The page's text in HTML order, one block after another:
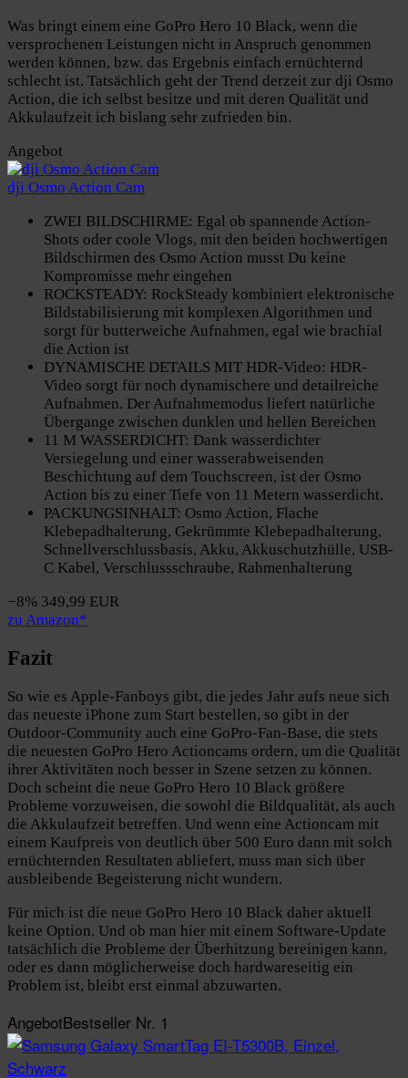
Was bringt einem eine GoPro Hero 10 Black, wenn die
versprochenen Leistungen nicht in Anspruch genommen
werden können, bzw. das Ergebnis einfach ernüchternd
schlecht ist. Tatsächlich geht der Trend derzeit zur dji Osmo
Action, die ich selbst besitze und mit deren Qualität und
Akkulaufzeit ich bislang sehr zufrieden bin.
Angebot
dji Osmo Action Cam
ZWEI BILDSCHIRME: Egal ob spannende Action-
Shots oder coole Vlogs, mit den beiden hochwertigen
Bildschirmen des Osmo Action musst Du keine
Kompromisse mehr eingehen
ROCKSTEADY: RockSteady kombiniert elektronische
Bildstabilisierung mit komplexen Algorithmen und
sorgt für butterweiche Aufnahmen, egal wie brachial
die Action ist
DYNAMISCHE DETAILS MIT HDR-Video: HDR-
Video sorgt für noch dynamischere und detailreiche
Aufnahmen. Der Aufnahmemodus liefert natürliche
Übergange zwischen dunklen und hellen Bereichen
11 M WASSERDICHT: Dank wasserdichter
Versiegelung und einer wasserabweisenden
Beschichtung auf dem Touchscreen, ist der Osmo
Action bis zu einer Tiefe von 11 Metern wasserdicht.
PACKUNGSINHALT: Osmo Action, Flache
Klebepadhalterung, Gekrümmte Klebepadhalterung,
Schnellverschlussbasis, Akku, Akkuschutzhülle, USB-
C Kabel, Verschlussschraube, Rahmenhalterung
−8% 349,99 EUR
zu Amazon*
Fazit
So wie es Apple-Fanboys gibt, die jedes Jahr aufs neue sich
das neueste iPhone zum Start bestellen, so gibt in der
Outdoor-Community auch eine GoPro-Fan-Base, die stets
die neuesten GoPro Hero Actioncams ordern, um die Qualität
ihrer Aktivitäten noch besser in Szene setzen zu können.
Doch scheint die neue GoPro Hero 10 Black größere
Probleme vorzuweisen, die sowohl die Bildqualität, als auch
die Akkulaufzeit betreffen. Und wenn eine Actioncam mit
einem Kaufpreis von deutlich über 500 Euro dann mit solch
ernüchternden Resultaten abliefert, muss man sich über
ausbleibende Begeisterung nicht wundern.
Für mich ist die neue GoPro Hero 10 Black daher aktuell
keine Option. Und ob man hier mit einem Software-Update
tatsächlich die Probleme der Überhitzung bereinigen kann,
oder es dann möglicherweise doch hardwareseitig ein
Problem ist, bleibt erst einmal abzuwarten.
AngebotBestseller Nr. 1